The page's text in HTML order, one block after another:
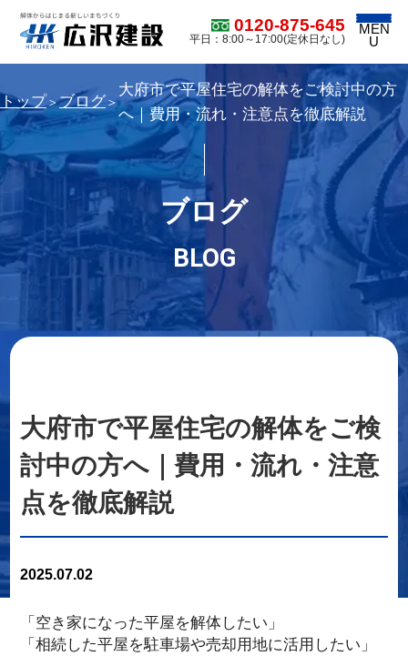
0120-875-645
平日：8:00～17:00(定休日なし)
MEN
U
トップ＞ブログ＞
大府市で平屋住宅の解体をご検討中の方
へ｜費用・流れ・注意点を徹底解説
ブログ
BLOG
大府市で平屋住宅の解体をご検
討中の方へ｜費用・流れ・注意
点を徹底解説
2025.07.02
「空き家になった平屋を解体したい」
「相続した平屋を駐車場や売却用地に活用したい」